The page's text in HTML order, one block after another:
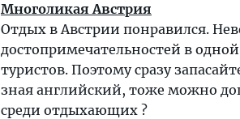
Многоликая Австрия
Отдых в Австрии понравился.
достопримечательностей в
туристов. Поэтому сразу
зная английский, тоже можно
среди отдыхающих ?